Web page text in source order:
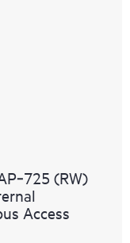
(RW)
Access